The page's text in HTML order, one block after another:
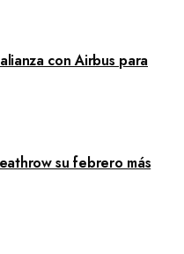
con Airbus para
su febrero más